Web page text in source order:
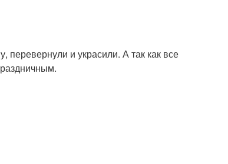
перевернули и украсили. А так как все